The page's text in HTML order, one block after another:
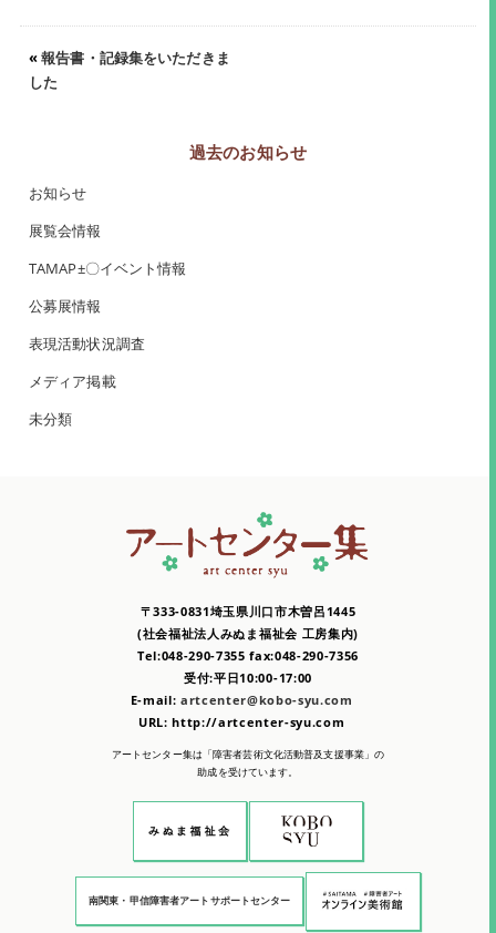
«報告書・記録集をいただきま
した
過去のお知らせ
お知らせ
展覧会情報
TAMAP±〇イベント情報
公募展情報
表現活動状況調査
メディア掲載
未分類
〒333-0831埼玉県川口市木曽呂1445
(社会福祉法人みぬま福祉会 工房集内)
Tel:048-290-7355 fax:048-290-7356
受付:平日10:00-17:00
E-mail: artcenter@kobo-syu.com
URL: http://artcenter-syu.com
アートセンター集は「障害者芸術文化活動普及支援事業」の
助成を受けています。
南関東・甲信障害者アートサポートセンター